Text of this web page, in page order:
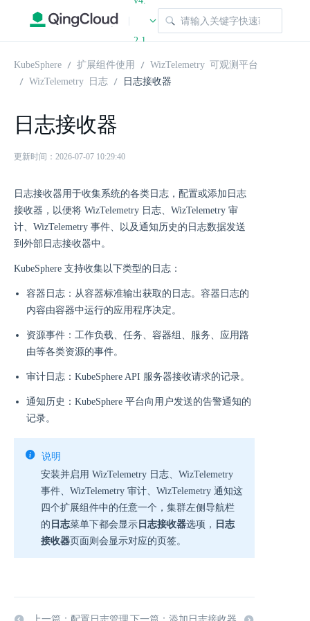
|
2.1
KubeSphere 扩展组件使用
WizTelemetry 可观测平台
WizTelemetry 日志
日志接收器
日志接收器
更新时间：2026-07-07 10:29:40
日志接收器用于收集系统的各类日志，配置或添加日志
接收器，以便将 WizTelemetry 日志、WizTelemetry 审
计、WizTelemetry 事件、以及通知历史的日志数据发送
到外部日志接收器中。
KubeSphere 支持收集以下类型的日志：
容器日志：从容器标准输出获取的日志。容器日志的
内容由容器中运行的应用程序决定。
资源事件：工作负载、任务、容器组、服务、应用路
由等各类资源的事件。
审计日志：KubeSphere API 服务器接收请求的记录。
通知历史：KubeSphere 平台向用户发送的告警通知的
记录。
说明
安装并启用 WizTelemetry 日志、WizTelemetry
事件、WizTelemetry 审计、WizTelemetry 通知这
四个扩展组件中的任意一个，集群左侧导航栏
的 日志菜单下都会显示 日志接收器选项， 日志
接收器页面则会显示对应的页签。